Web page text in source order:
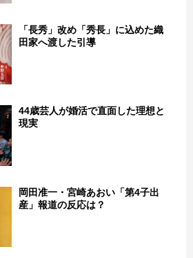
「長秀」改め「秀長」に込めた織
田家へ渡した引導
44歳芸人が婚活で直面した理想と
現実
岡田准一・宮崎あおい「第4子出
産」報道の反応は？